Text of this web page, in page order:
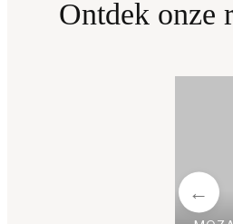
Ontdek onze